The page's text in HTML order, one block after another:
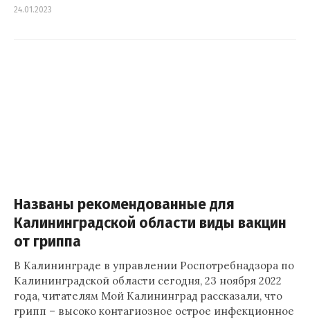
24.01.2023
Названы рекомендованные для
Калининградской области виды вакцин
от гриппа
В Калининграде в управлении Роспотребнадзора по
Калининградской области сегодня, 23 ноября 2022
года, читателям Мой Калининград рассказали, что
грипп – высоко контагиозное острое инфекционное